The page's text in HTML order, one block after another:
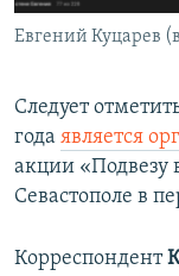
Евгений Куцарев
Следует
года является
акции «Подвезу
Севастополе в
Корреспондент